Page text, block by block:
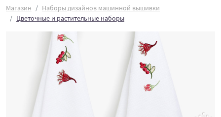
Магазин
Наборы дизайнов машинной вышивки
Цветочные и растительные наборы